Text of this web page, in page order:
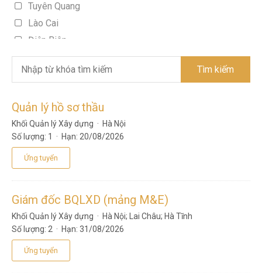
Khối Quản lý vật tư Xây dựng
Tuyên Quang
Lào Cai
Điện Biên
Lai Châu
Sơn La
Hòa Bình
Thái Nguyên
Lạng Sơn
Quảng Ninh
Phú Thọ
Vĩnh Phúc
Bắc Ninh
Hải Dương
Hải Phòng
Tìm kiếm
Quản lý hồ sơ thầu
Khối Quản lý Xây dựng · Hà Nội
Số lượng: 1 · Hạn: 20/08/2026
Ứng tuyển
Giám đốc BQLXD (mảng M&E)
Khối Quản lý Xây dựng · Hà Nội; Lai Châu; Hà Tĩnh
Số lượng: 2 · Hạn: 31/08/2026
Ứng tuyển